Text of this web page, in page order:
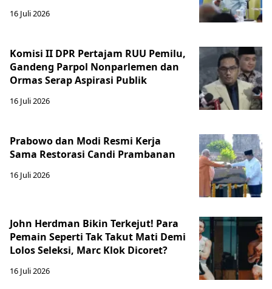
16 Juli 2026
Komisi II DPR Pertajam RUU Pemilu,
Gandeng Parpol Nonparlemen dan
Ormas Serap Aspirasi Publik
16 Juli 2026
Prabowo dan Modi Resmi Kerja
Sama Restorasi Candi Prambanan
16 Juli 2026
John Herdman Bikin Terkejut! Para
Pemain Seperti Tak Takut Mati Demi
Lolos Seleksi, Marc Klok Dicoret?
16 Juli 2026